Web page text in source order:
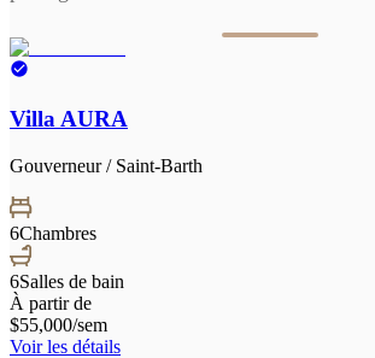
Villa AURA
Gouverneur / Saint-Barth
6Chambres
6Salles de bain
À partir de
$55,000/sem
Voir les détails